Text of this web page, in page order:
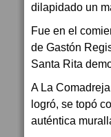
dilapidado un
Fue en el
de Gastón
Santa Rita
A La
logró, se topó
auténtica